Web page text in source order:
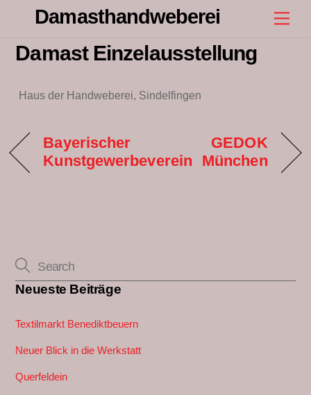
content
Damasthandweberei
Damast Einzelausstellung
Haus der Handweberei, Sindelfingen
Bayerischer
Kunstgewerbeverein
GEDOK
München
Neueste Beiträge
Textilmarkt Benediktbeuern
Neuer Blick in die Werkstatt
Querfeldein